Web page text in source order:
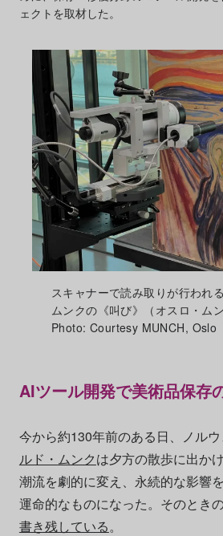
ェクトを取材した。
スキャナーで読み取りが行われ
ムンクの《叫び》（オスロ・ム
Photo: Courtesy MUNCH, Oslo
AIツール開発で美術品保存
今から約130年前のある日、ノル
ルド・ムンクは夕方の散歩に出か
潮流を劇的に変え、永続的な影響
運命的なものになった。そのとき
書き残している。